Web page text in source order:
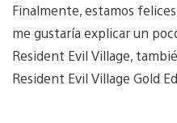
Finalmente, estamos
me gustaría explicar un
Resident Evil Village,
Resident Evil Village Gold